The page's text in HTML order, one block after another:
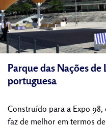
Parque das Nações
portuguesa
Construído para a Expo
faz de melhor em termos